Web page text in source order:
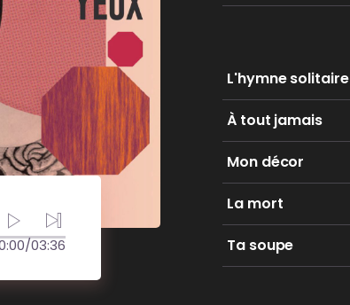
/03:36
L'hymne solitaire
À tout jamais
Mon décor
La mort
Ta soupe